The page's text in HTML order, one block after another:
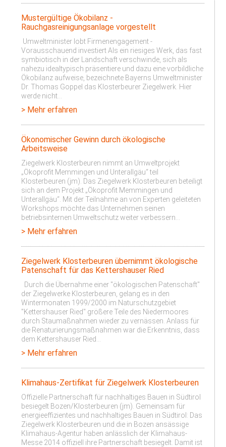
Mustergültige Ökobilanz -
Rauchgasreinigungsanlage vorgestellt
Umweltminister lobt Firmenengagement -
Vorausschauend investiert Als ein riesiges Werk, das fast
symbiotisch in der Landschaft verschwinde, sich als
nahezu idealtypisch präsentiere und dazu eine vorbildliche
Ökobilanz aufweise, bezeichnete Bayerns Umweltminister
Dr. Thomas Goppel das Klosterbeurer Ziegelwerk. Hier
werde nicht…
> Mehr erfahren
Ökonomischer Gewinn durch ökologische
Arbeitsweise
Ziegelwerk Klosterbeuren nimmt an Umweltprojekt
„Ökoprofit Memmingen und Unterallgäu“ teil
Klosterbeuren (jm). Das Ziegelwerk Klosterbeuren beteiligt
sich an dem Projekt „Ökoprofit Memmingen und
Unterallgäu“. Mit der Teilnahme an von Experten geleiteten
Workshops möchte das Unternehmen seinen
betriebsinternen Umweltschutz weiter verbessern…
> Mehr erfahren
Ziegelwerk Klosterbeuren übernimmt ökologische
Patenschaft für das Kettershauser Ried
Durch die Übernahme einer "ökologischen Patenschaft"
der Ziegelwerke Klosterbeuren, gelang es in den
Wintermonaten 1999/2000 im Naturschutzgebiet
"Kettershauser Ried" größere Teile des Niedermoores
durch Staumaßnahmen wieder zu vernässen. Anlass für
die Renaturierungsmaßnahmen war die Erkenntnis, dass
dem Kettershauser Ried…
> Mehr erfahren
Klimahaus-Zertifikat für Ziegelwerk Klosterbeuren
Offizielle Partnerschaft für nachhaltiges Bauen in Südtirol
besiegelt Bozen/Klosterbeuren (jm). Gemeinsam für
energieeffizientes und nachhaltiges Bauen in Südtirol: Das
Ziegelwerk Klosterbeuren und die in Bozen ansässige
Klimahaus-Agentur haben anlässlich der Klimahaus-
Messe 2014 offiziell ihre Partnerschaft besiegelt. Damit ist